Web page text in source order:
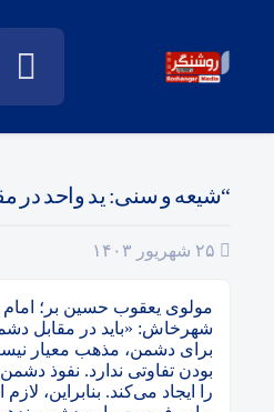
“شیعه و سنی: ید واحد در
مولوی یعقوب حسین بر؛
شهرخاش: «باید در مقابل
برای دشمن، مذهب معیار
بودن تفاوتی ندارد. نفوذ
را ایجاد می‌کند. بنابراین،